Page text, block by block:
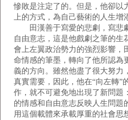
慘敗是注定了的。但是，他卻以
上的方式，為自己藝術的人生增
田漢善于寫愛的悲劇，寫悲
自由意志，這是他戲劇之筆的生
會上左翼政治勢力的強烈影響，
命情感的筆墨，轉向了他所認為
義的方向。雖然他盡了很大努力
真實需要，因此，他在“向左轉”
作，就不可避免地出現了新問題
的情感和自由意志反映人生問題
用這個載體來承載厚重的社會思